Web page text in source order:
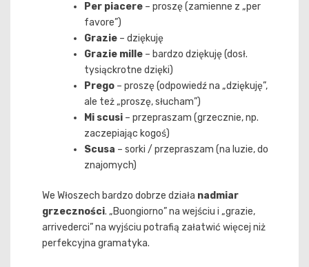
Per piacere – proszę (zamienne z „per
favore”)
Grazie – dziękuję
Grazie mille – bardzo dziękuję (dosł.
tysiąckrotne dzięki)
Prego – proszę (odpowiedź na „dziękuję”,
ale też „proszę, słucham”)
Mi scusi – przepraszam (grzecznie, np.
zaczepiając kogoś)
Scusa – sorki / przepraszam (na luzie, do
znajomych)
We Włoszech bardzo dobrze działa nadmiar
grzeczności. „Buongiorno” na wejściu i „grazie,
arrivederci” na wyjściu potrafią załatwić więcej niż
perfekcyjna gramatyka.